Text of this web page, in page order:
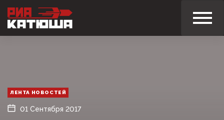
ЛЕНТА НОВОСТЕЙ
01 Сентября 2017